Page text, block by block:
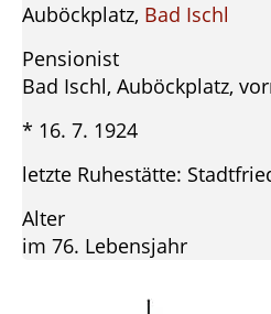
Auböckplatz, Bad Ischl
Pensionist
Bad Ischl, Auböckplatz,
* 16. 7. 1924 †
letzte Ruhestätte:
Alter
im 76. Lebensjahr